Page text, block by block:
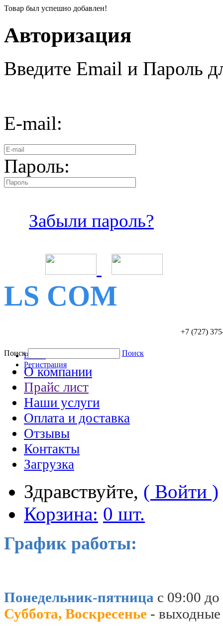
Товар был успешно добавлен!
Авторизация
Введите Email и Пароль
E-mail:
Пароль:
Забыли пароль?
LS COM
+7 (727)
Войти
Регистрация
Поиск Поиск
О компании
Прайс лист
Наши услуги
Оплата и доставка
Отзывы
Контакты
Загрузка
Здравствуйте, ( Войти )
Корзина: 0 шт.
График работы:
Понедельник-пятница с 09:00
Суббота, Воскресенье - выходные